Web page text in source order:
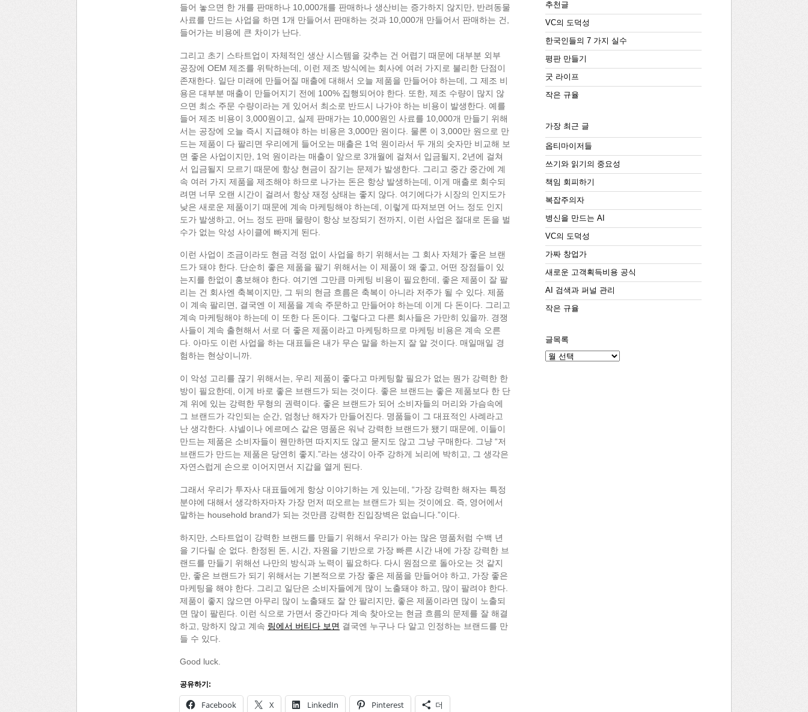
들어 놓으면 한 개를 판매하나 10,000개를 판매하나 생산비는 증가하지 않지만, 반려동물
사료를 만드는 사업을 하면 1개 만들어서 판매하는 것과 10,000개 만들어서 판매하는 건,
들어가는 비용에 큰 차이가 난다.
그리고 초기 스타트업이 자체적인 생산 시스템을 갖추는 건 어렵기 때문에 대부분 외부
공장에 OEM 제조를 위탁하는데, 이런 제조 방식에는 회사에 여러 가지로 불리한 단점이
존재한다. 일단 미래에 만들어질 매출에 대해서 오늘 제품을 만들어야 하는데, 그 제조 비
용은 대부분 매출이 만들어지기 전에 100% 집행되어야 한다. 또한, 제조 수량이 많지 않
으면 최소 주문 수량이라는 게 있어서 최소로 반드시 나가야 하는 비용이 발생한다. 예를
들어 제조 비용이 3,000원이고, 실제 판매가는 10,000원인 사료를 10,000개 만들기 위해
서는 공장에 오늘 즉시 지급해야 하는 비용은 3,000만 원이다. 물론 이 3,000만 원으로 만
드는 제품이 다 팔리면 우리에게 들어오는 매출은 1억 원이라서 두 개의 숫자만 비교해 보
면 좋은 사업이지만, 1억 원이라는 매출이 앞으로 3개월에 걸쳐서 입금될지, 2년에 걸쳐
서 입금될지 모르기 때문에 항상 현금이 잠기는 문제가 발생한다. 그리고 중간 중간에 계
속 여러 가지 제품을 제조해야 하므로 나가는 돈은 항상 발생하는데, 이게 매출로 회수되
려면 너무 오랜 시간이 걸려서 항상 재정 상태는 좋지 않다. 여기에다가 시장의 인지도가
낮은 새로운 제품이기 때문에 계속 마케팅해야 하는데, 이렇게 따져보면 어느 정도 인지
도가 발생하고, 어느 정도 판매 물량이 항상 보장되기 전까지, 이런 사업은 절대로 돈을 벌
수가 없는 악성 사이클에 빠지게 된다.
이런 사업이 조금이라도 현금 걱정 없이 사업을 하기 위해서는 그 회사 자체가 좋은 브랜
드가 돼야 한다. 단순히 좋은 제품을 팔기 위해서는 이 제품이 왜 좋고, 어떤 장점들이 있
는지를 한없이 홍보해야 한다. 여기엔 그만큼 마케팅 비용이 필요한데, 좋은 제품이 잘 팔
리는 건 회사엔 축복이지만, 그 뒤의 현금 흐름은 축복이 아니라 저주가 될 수 있다. 제품
이 계속 팔리면, 결국엔 이 제품을 계속 주문하고 만들어야 하는데 이게 다 돈이다. 그리고
계속 마케팅해야 하는데 이 또한 다 돈이다. 그렇다고 다른 회사들은 가만히 있을까. 경쟁
사들이 계속 출현해서 서로 더 좋은 제품이라고 마케팅하므로 마케팅 비용은 계속 오른
다. 아마도 이런 사업을 하는 대표들은 내가 무슨 말을 하는지 잘 알 것이다. 매일매일 경
험하는 현상이니까.
이 악성 고리를 끊기 위해서는, 우리 제품이 좋다고 마케팅할 필요가 없는 뭔가 강력한 한
방이 필요한데, 이게 바로 좋은 브랜드가 되는 것이다. 좋은 브랜드는 좋은 제품보다 한 단
계 위에 있는 강력한 무형의 권력이다. 좋은 브랜드가 되어 소비자들의 머리와 가슴속에
그 브랜드가 각인되는 순간, 엄청난 해자가 만들어진다. 명품들이 그 대표적인 사례라고
난 생각한다. 샤넬이나 에르메스 같은 명품은 워낙 강력한 브랜드가 됐기 때문에, 이들이
만드는 제품은 소비자들이 웬만하면 따지지도 않고 묻지도 않고 그냥 구매한다. 그냥 “저
브랜드가 만드는 제품은 당연히 좋지.”라는 생각이 아주 강하게 뇌리에 박히고, 그 생각은
자연스럽게 손으로 이어지면서 지갑을 열게 된다.
그래서 우리가 투자사 대표들에게 항상 이야기하는 게 있는데, “가장 강력한 해자는 특정
분야에 대해서 생각하자마자 가장 먼저 떠오르는 브랜드가 되는 것이에요. 즉, 영어에서
말하는 household brand가 되는 것만큼 강력한 진입장벽은 없습니다.”이다.
하지만, 스타트업이 강력한 브랜드를 만들기 위해서 우리가 아는 많은 명품처럼 수백 년
을 기다릴 순 없다. 한정된 돈, 시간, 자원을 기반으로 가장 빠른 시간 내에 가장 강력한 브
랜드를 만들기 위해선 나만의 방식과 노력이 필요하다. 다시 원점으로 돌아오는 것 같지
만, 좋은 브랜드가 되기 위해서는 기본적으로 가장 좋은 제품을 만들어야 하고, 가장 좋은
마케팅을 해야 한다. 그리고 일단은 소비자들에게 많이 노출돼야 하고, 많이 팔려야 한다.
제품이 좋지 않으면 아무리 많이 노출돼도 잘 안 팔리지만, 좋은 제품이라면 많이 노출되
면 많이 팔린다. 이런 식으로 가면서 중간마다 계속 찾아오는 현금 흐름의 문제를 잘 해결
하고, 망하지 않고 계속 링에서 버티다 보면 결국엔 누구나 다 알고 인정하는 브랜드를 만
들 수 있다.
Good luck.
공유하기:
Facebook X LinkedIn Pinterest 더
추천글
VC의 도덕성
한국인들의 7 가지 실수
평판 만들기
굿 라이프
작은 규율
가장 최근 글
옵티마이저들
쓰기와 읽기의 중요성
책임 회피하기
복잡주의자
병신을 만드는 AI
VC의 도덕성
가짜 창업가
새로운 고객획득비용 공식
AI 검색과 퍼널 관리
작은 규율
글목록
글